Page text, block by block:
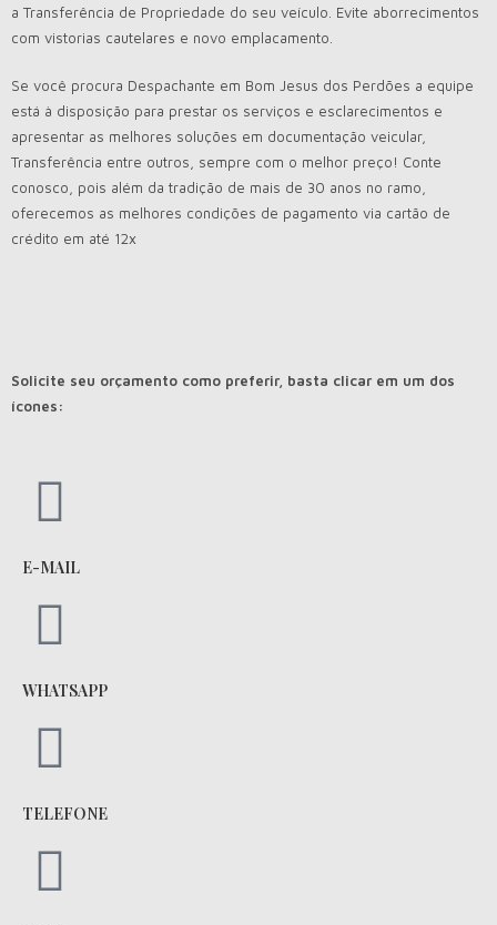
a Transferência de Propriedade do seu veículo. Evite aborrecimentos
com vistorias cautelares e novo emplacamento.
Se você procura Despachante em Bom Jesus dos Perdões a equipe
está à disposição para prestar os serviços e esclarecimentos e
apresentar as melhores soluções em documentação veicular,
Transferência entre outros, sempre com o melhor preço! Conte
conosco, pois além da tradição de mais de 30 anos no ramo,
oferecemos as melhores condições de pagamento via cartão de
crédito em até 12x
Solicite seu orçamento como preferir, basta clicar em um dos
ícones:
E-MAIL
WHATSAPP
TELEFONE